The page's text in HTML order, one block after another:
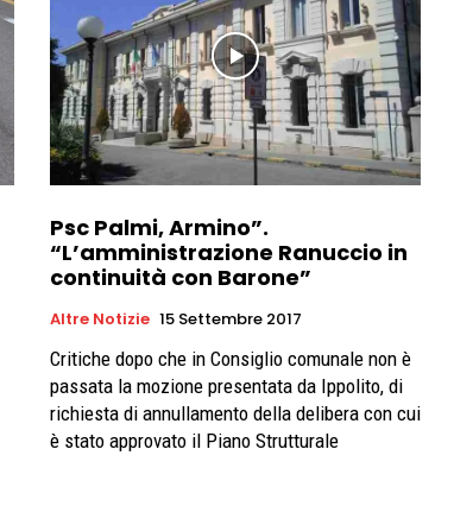
Psc Palmi, Armino”.
“L’amministrazione Ranuccio in
continuità con Barone”
Altre Notizie 15 Settembre 2017
Critiche dopo che in Consiglio comunale non è
passata la mozione presentata da Ippolito, di
richiesta di annullamento della delibera con cui
è stato approvato il Piano Strutturale